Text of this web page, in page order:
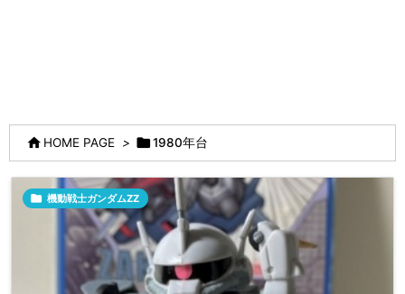
 HOME PAGE > 1980年台
 機動戦士ガンダムZZ